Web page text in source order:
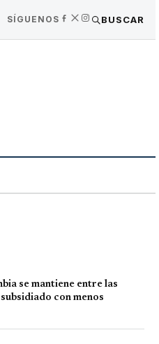
SÍGUENOS BUSCAR
se mantiene entre las
con menos